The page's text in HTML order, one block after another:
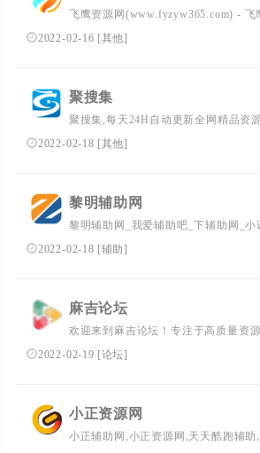
飞鹰资源网(www.fyzyw365.com) - 飞
免费游戏辅助,QQ技术,辅助源码,页游
件,破解软件,编程安全与易语言交流
2022-02-16 [其他]
聚搜集
聚搜集,每天24H自动更新全网精品资
网络活动线报,技术教程,自学教程,网
2022-02-18 [其他]
黎明辅助网
黎明辅助网_我爱辅助吧_下辅助网_
我爱辅助_游戏辅助论坛_小刀娱乐资
2022-02-18 [辅助]
麻吉论坛
欢迎来到麻吉论坛！专注于高质量资
个满足您愿望和需求的游戏社区。实
友好，活跃而扎实的社区，它将为您
2022-02-19 [论坛]
小正资源网
小正辅助网,小正资源网,天天酷跑辅助